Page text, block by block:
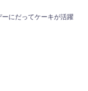
にだってケーキが活躍